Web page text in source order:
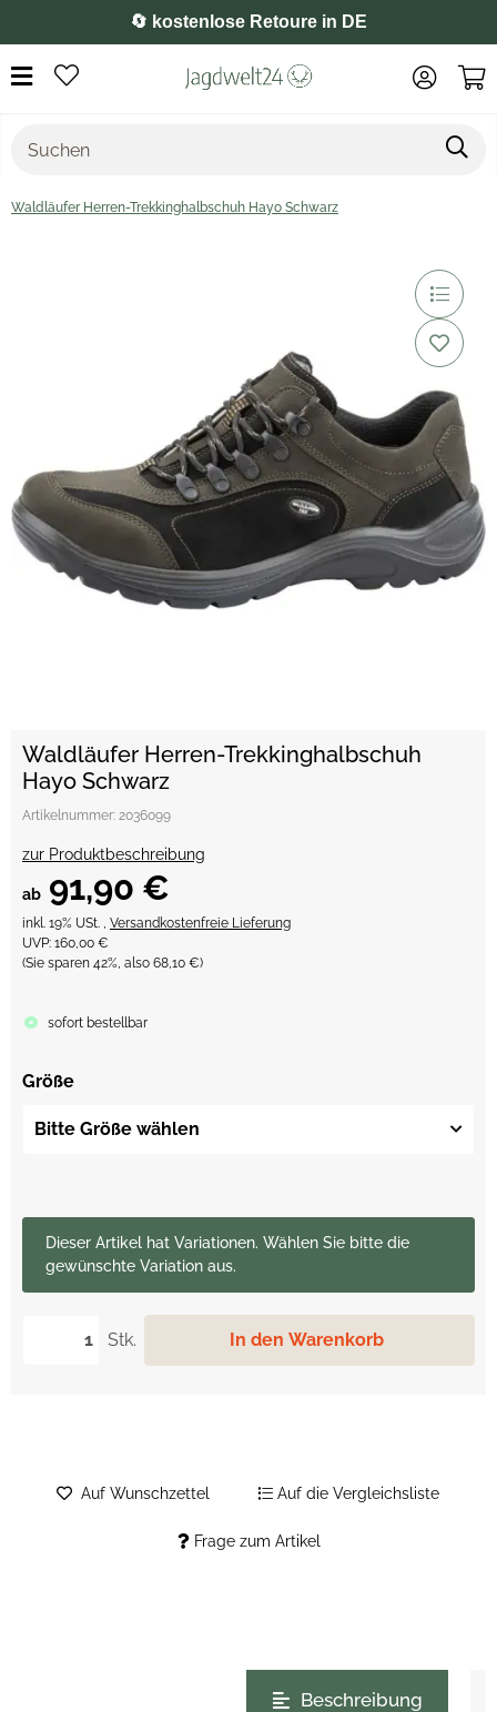
⭐️ 4,8 auf Google
Waldläufer Herren-Trekkinghalbschuh Hayo Schwarz
Waldläufer Herren-Trekkinghalbschuh
Hayo Schwarz
Artikelnummer: 2036099
zur Produktbeschreibung
ab 91,90 €
inkl. 19% USt. , Versandkostenfreie Lieferung
UVP: 160,00 €
(Sie sparen 42%, also 68,10 €)
sofort bestellbar
Größe
Bitte Größe wählen
Stk. In den Warenkorb
xDieser Artikel hat Variationen. Wählen Sie bitte die
gewünschte Variation aus.
Frage zum Artikel
Auf Wunschzettel Auf die Vergleichsliste
Beschreibung